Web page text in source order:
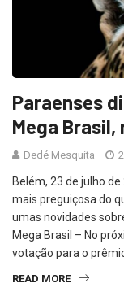
Paraenses
Mega Brasil,
Dedé Mesquita
Belém, 23 de julho
mais preguiçosa do
umas novidades
Mega Brasil – No
votação para o
READ MORE